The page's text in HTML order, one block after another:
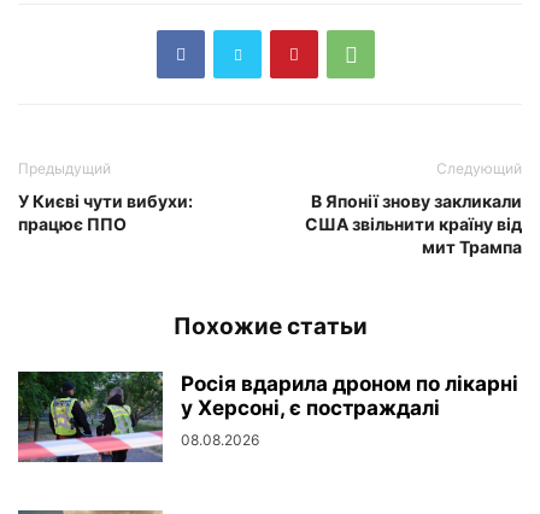
Предыдущий
У Києві чути вибухи:
працює ППО
Следующий
В Японії знову закликали
США звільнити країну від
мит Трампа
Похожие статьи
Росія вдарила дроном по лікарні
у Херсоні, є постраждалі
08.08.2026